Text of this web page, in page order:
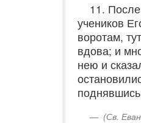
11.
учеников
воротам,
вдова; и
нею и
(Св.